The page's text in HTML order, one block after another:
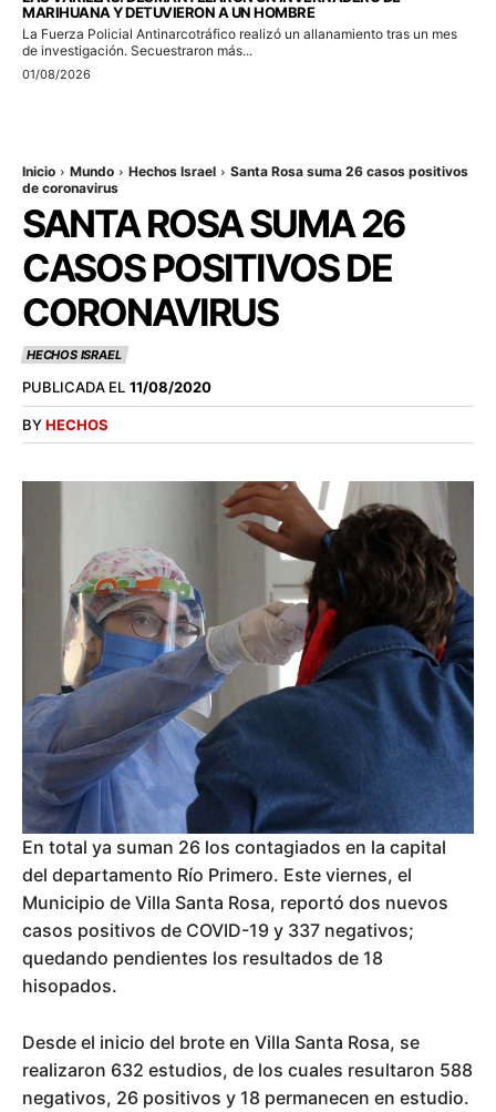
MARIHUANA Y DETUVIERON A UN HOMBRE
La Fuerza Policial Antinarcotráfico realizó un allanamiento tras un mes
de investigación. Secuestraron más...
01/08/2026